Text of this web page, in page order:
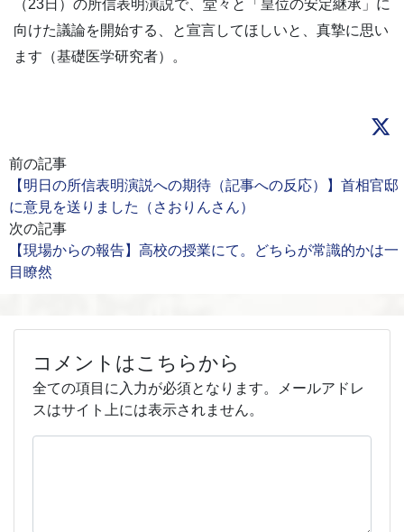
（23日）の所信表明演説で、堂々と「皇位の安定継承」に
向けた議論を開始する、と宣言してほしいと、真摯に思い
ます（基礎医学研究者）。
前の記事
【明日の所信表明演説への期待（記事への反応）】首相官邸
に意見を送りました（さおりんさん）
次の記事
【現場からの報告】高校の授業にて。どちらが常識的かは一
目瞭然
コメントはこちらから
全ての項目に入力が必須となります。メールアドレ
スはサイト上には表示されません。